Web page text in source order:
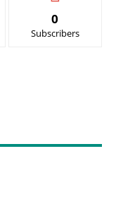
0
Subscribers